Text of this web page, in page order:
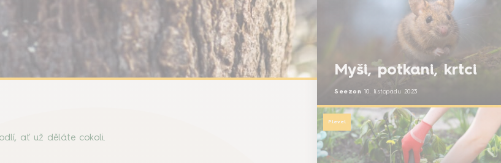
ať už děláte cokoli.
Myši, potkani, krtci
Seezon 10. listopadu 2023
Plevel